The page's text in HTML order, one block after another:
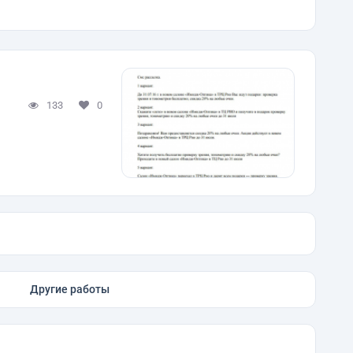
133 0
Другие работы